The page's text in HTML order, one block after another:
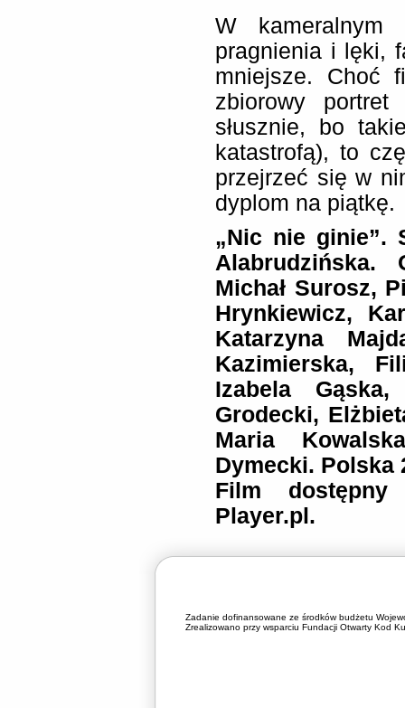
W
pragnienia i lęki,
mniejsze. Choć
zbiorowy
słusznie, bo
katastrofą), to
przejrzeć się w
dyplom na piątkę.
„Nic nie ginie”.
Alabrudzińska.
Michał Surosz,
Hrynkiewicz,
Katarzyna
Kazimierska,
Izabela
Grodecki,
Maria
Dymecki. Polska
Film
Player.pl.
Zadanie dofinansowane ze środków budżetu
Zrealizowano przy wsparciu Fundacji Otwarty Kod